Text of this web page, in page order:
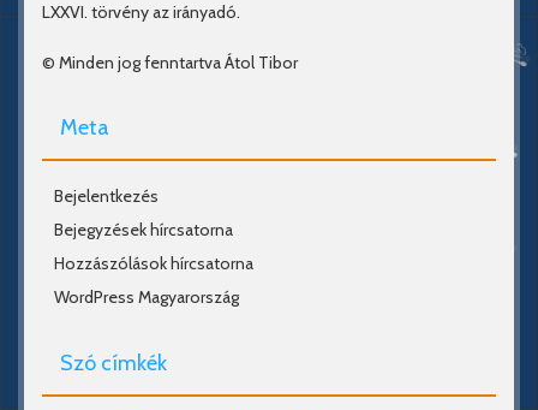
LXXVI. törvény az irányadó.
© Minden jog fenntartva Átol Tibor
Meta
Bejelentkezés
Bejegyzések hírcsatorna
Hozzászólások hírcsatorna
WordPress Magyarország
Szó címkék